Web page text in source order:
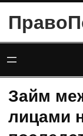
содержимому
Займ
лицами